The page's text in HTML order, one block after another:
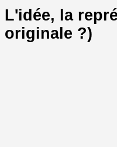
L'idée, la
originale ?)